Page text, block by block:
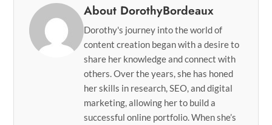
About DorothyBordeaux
Dorothy's journey into the world of
content creation began with a desire to
share her knowledge and connect with
others. Over the years, she has honed
her skills in research, SEO, and digital
marketing, allowing her to build a
successful online portfolio. When she’s